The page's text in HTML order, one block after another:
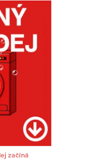
začíná